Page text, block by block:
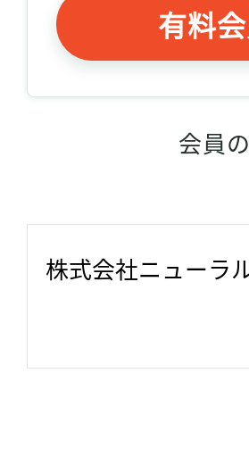
有料
会員
株式会社ニューラ